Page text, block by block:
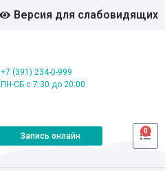
Версия для слабовидящих
+7 (391) 234-0-999
ПН-СБ с 7:30 до 20:00
Запись онлайн
0